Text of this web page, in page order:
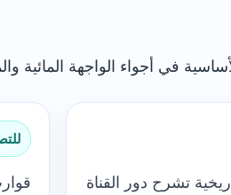
في أجواء الواجهة المائية
تشرح دور القناة